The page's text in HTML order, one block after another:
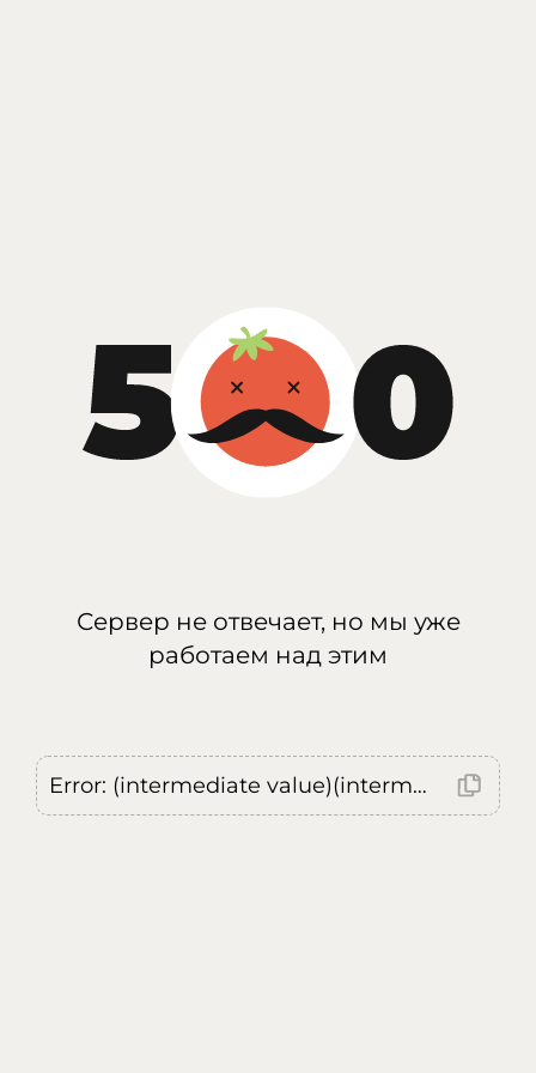
Сервер не отвечает, но мы уже
работаем над этим
Error: (intermediate value)(intermediate value)(intermediate value).replaceAll is not a function